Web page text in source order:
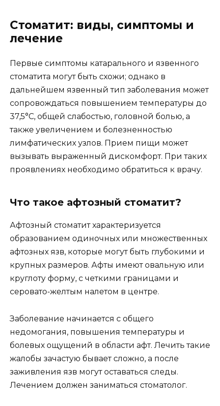
Стоматит: виды, симптомы и
лечение
Первые симптомы катарального и язвенного
стоматита могут быть схожи; однако в
дальнейшем язвенный тип заболевания может
сопровождаться повышением температуры до
37,5°C, общей слабостью, головной болью, а
также увеличением и болезненностью
лимфатических узлов. Прием пищи может
вызывать выраженный дискомфорт. При таких
проявлениях необходимо обратиться к врачу.
Что такое афтозный стоматит?
Афтозный стоматит характеризуется
образованием одиночных или множественных
афтозных язв, которые могут быть глубокими и
крупных размеров. Афты имеют овальную или
круглоту форму, с четкими границами и
серовато-желтым налетом в центре.
Заболевание начинается с общего
недомогания, повышения температуры и
болевых ощущений в области афт. Лечить такие
жалобы зачастую бывает сложно, а после
заживления язв могут оставаться следы.
Лечением должен заниматься стоматолог.